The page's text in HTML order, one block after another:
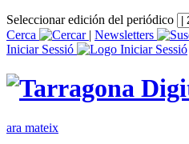
Seleccionar edición del periódico
Cerca
| Newsletters
Iniciar Sessió
ara mateix